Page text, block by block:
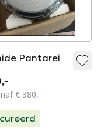
Pantarei
€ 380,-